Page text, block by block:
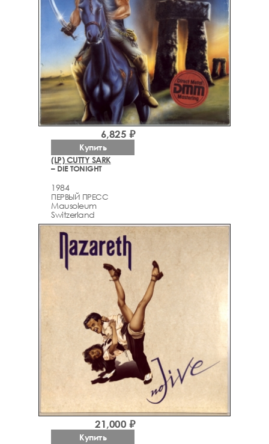
(LP) CUTTY SARK
– DIE TONIGHT
1984
ПЕРВЫЙ ПРЕСС
Mausoleum
Switzerland
6,825 ₽
Купить
21,000 ₽
Купить